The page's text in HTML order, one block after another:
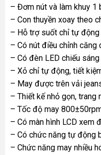
– Đơm nút và làm khuy 1
– Con thuyền xoay theo
– Hỗ trợ suốt chỉ tự động
– Có nút điều chỉnh căng
– Có đèn LED chiếu
– Xỏ chỉ tự động, tiết
– May được trên vải
– Thiết kế nhỏ gọn, trang
– Tốc độ may
– Có màn hình LCD xem
– Có chức năng tự động
– Chức năng may nhiều